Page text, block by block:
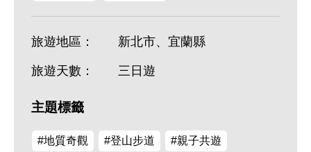
旅遊地區： 新北市、宜蘭縣
旅遊天數： 三日遊
主題標籤
#地質奇觀 #登山步道 #親子共遊